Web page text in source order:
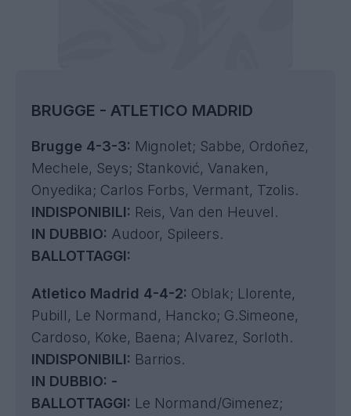
BRUGGE - ATLETICO MADRID
Brugge 4-3-3: Mignolet; Sabbe, Ordoñez,
Mechele, Seys; Stanković, Vanaken,
Onyedika; Carlos Forbs, Vermant, Tzolis.
INDISPONIBILI: Reis, Van den Heuvel.
IN DUBBIO: Audoor, Spileers.
BALLOTTAGGI:
Atletico Madrid 4-4-2: Oblak; Llorente,
Pubill, Le Normand, Hancko; G.Simeone,
Cardoso, Koke, Baena; Alvarez, Sorloth.
INDISPONIBILI: Barrios.
IN DUBBIO: -
BALLOTTAGGI: Le Normand/Gimenez;